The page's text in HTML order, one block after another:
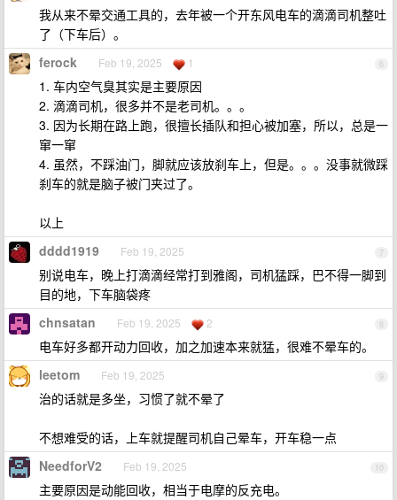
我从来不晕交通工具的，去年被一个开东风电车的滴滴司机整吐
了（下车后）。
6
ferock Feb 19, 2025 1
1. 车内空气臭其实是主要原因
2. 滴滴司机，很多并不是老司机。。。
3. 因为长期在路上跑，很擅长插队和担心被加塞，所以，总是一
窜一窜
4. 虽然，不踩油门，脚就应该放刹车上，但是。。。没事就微踩
刹车的就是脑子被门夹过了。
以上
7
dddd1919 Feb 19, 2025
别说电车，晚上打滴滴经常打到雅阁，司机猛踩，巴不得一脚到
目的地，下车脑袋疼
8
chnsatan Feb 19, 2025 2
电车好多都开动力回收，加之加速本来就猛，很难不晕车的。
9
leetom Feb 19, 2025
治的话就是多坐，习惯了就不晕了
不想难受的话，上车就提醒司机自己晕车，开车稳一点
10
NeedforV2 Feb 19, 2025
主要原因是动能回收，相当于电摩的反充电。